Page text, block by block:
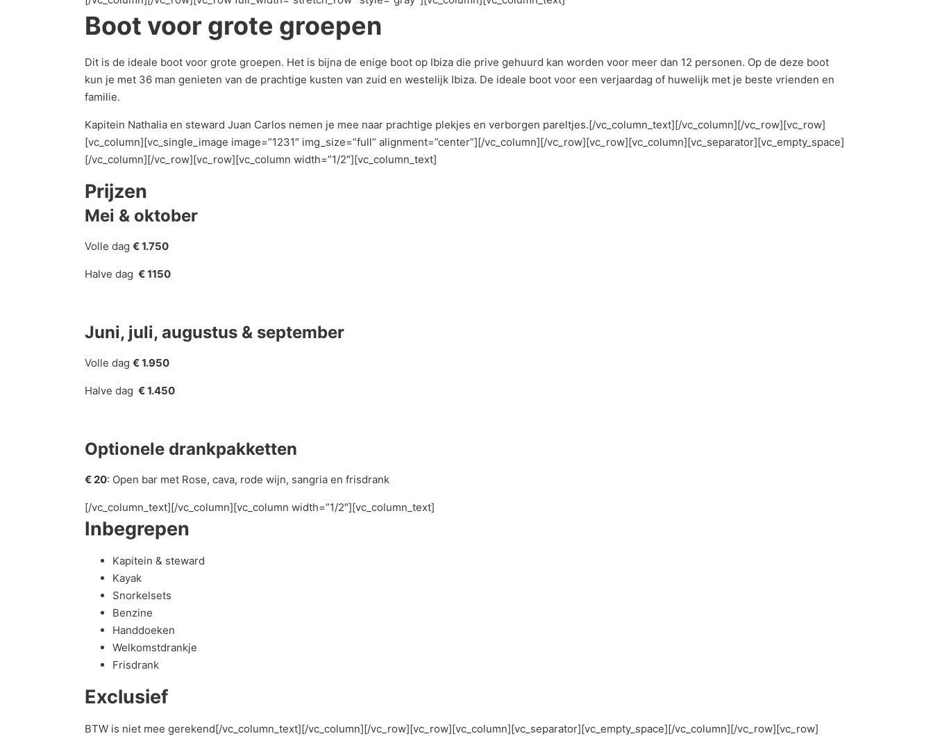
Boot voor grote groepen
Dit is de ideale boot voor grote groepen. Het is bijna de enige boot op Ibiza die prive gehuurd kan worden voor meer dan 12 personen. Op de deze boot
kun je met 36 man genieten van de prachtige kusten van zuid en westelijk Ibiza. De ideale boot voor een verjaardag of huwelijk met je beste vrienden en
familie.
Kapitein Nathalia en steward Juan Carlos nemen je mee naar prachtige plekjes en verborgen pareltjes.[/vc_column_text][/vc_column][/vc_row][vc_row]
[vc_column][vc_single_image image=”1231″ img_size=”full” alignment=”center”][/vc_column][/vc_row][vc_row][vc_column][vc_separator][vc_empty_space]
[/vc_column][/vc_row][vc_row][vc_column width=”1/2″][vc_column_text]
Prijzen
Mei & oktober
Volle dag € 1.750
Halve dag € 1150
Juni, juli, augustus & september
Volle dag € 1.950
Halve dag € 1.450
Optionele drankpakketten
€ 20: Open bar met Rose, cava, rode wijn, sangria en frisdrank
[/vc_column_text][/vc_column][vc_column width=”1/2″][vc_column_text]
Inbegrepen
Kapitein & steward
Kayak
Snorkelsets
Benzine
Handdoeken
Welkomstdrankje
Frisdrank
Exclusief
BTW is niet mee gerekend[/vc_column_text][/vc_column][/vc_row][vc_row][vc_column][vc_separator][vc_empty_space][/vc_column][/vc_row][vc_row]